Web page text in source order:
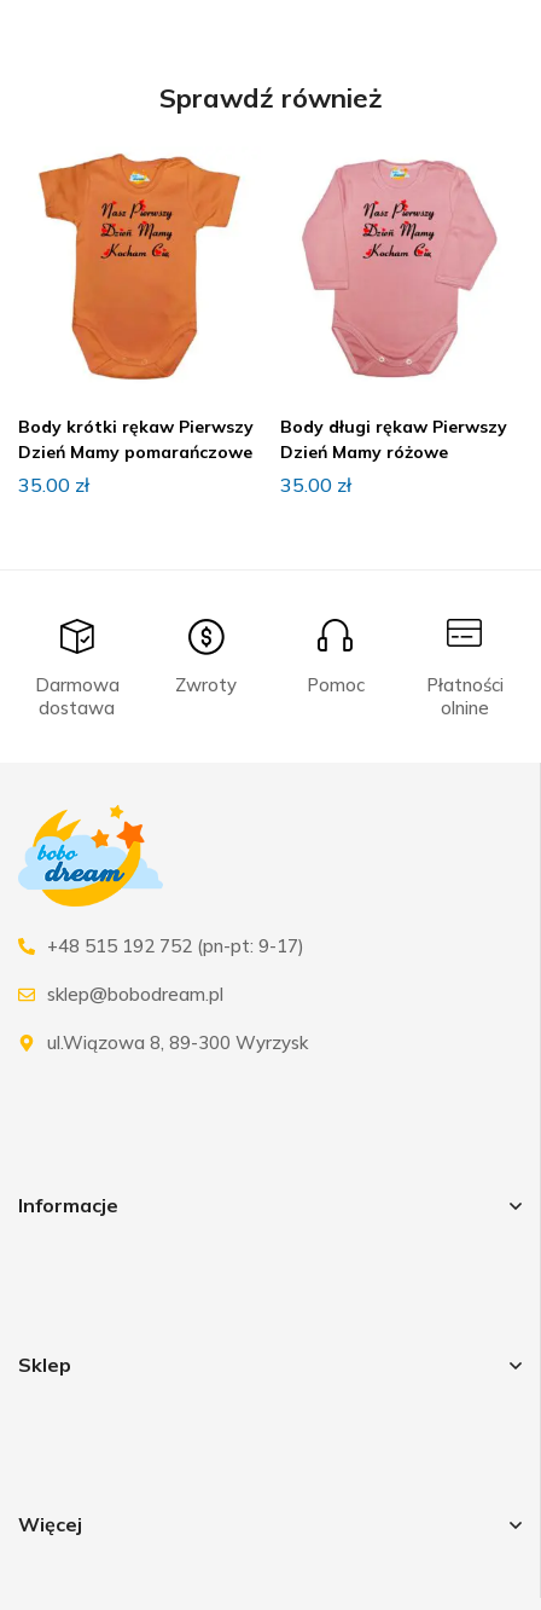
Sprawdź również
Body krótki rękaw Pierwszy
Dzień Mamy pomarańczowe
35.00 zł
Body długi rękaw Pierwszy
Dzień Mamy różowe
35.00 zł
Darmowa
dostawa
Zwroty Pomoc
Płatności
olnine
+48 515 192 752 (pn-pt: 9-17)
sklep@bobodream.pl
ul.Wiązowa 8, 89-300 Wyrzysk
Informacje
Sklep
Więcej